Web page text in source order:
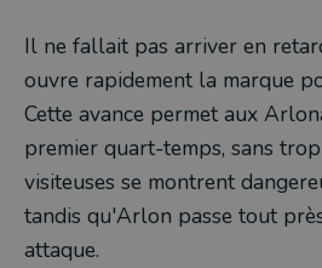
Il ne fallait pas arriver en
ouvre rapidement la marque
Cette avance permet aux
premier quart-temps, sans
visiteuses se montrent
tandis qu'Arlon passe tout
attaque.